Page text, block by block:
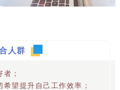
人群
；
望提升自己工作效率；